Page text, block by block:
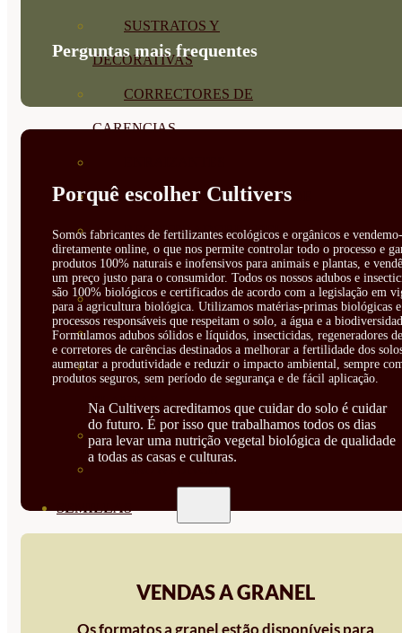
SUSTRATOS Y
DECORATIVAS
CORRECTORES DE
CARENCIAS
MADURACIÓN Y ENGORDE
REGENERADORES DEL
SUELO
ÁCIDOS HÚMICOS
MATERIAS PRIMAS
PROTECCIÓN CULTIVOS Y
PLANTAS
PLANTAS INTERIOR
SEMILLAS
Perguntas mais frequentes
Porquê escolher Cultivers
Somos fabricantes de fertilizantes ecológicos e orgânicos e
diretamente online, o que nos permite controlar todo o processo e
produtos 100% naturais e inofensivos para animais e plantas, e
um preço justo para o consumidor. Todos os nossos adubos e
são 100% biológicos e certificados de acordo com a legislação em
para a agricultura biológica. Utilizamos matérias-primas biológicas e
processos responsáveis que respeitam o solo, a água e a
Formulamos adubos sólidos e líquidos, insecticidas, regeneradores
e corretores de carências destinados a melhorar a fertilidade dos
aumentar a produtividade e reduzir o impacto ambiental, sempre
produtos seguros, sem período de segurança e de fácil aplicação.
Na Cultivers acreditamos que cuidar do solo é cuidar
do futuro. É por isso que trabalhamos todos os dias
para levar uma nutrição vegetal biológica de qualidade
a todas as casas e culturas.
VENDAS A GRANEL